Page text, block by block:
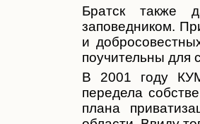
Братск также
заповедником.
и
поучительны для
В 2001 году
передела
плана